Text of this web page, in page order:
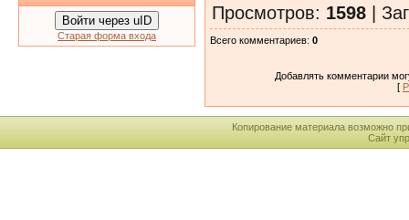
Войти через uID
Старая форма входа
Просмотров: 1598 |
Всего комментариев: 0
Добавлять комментарии
[
Копирование материала возможно
Сайт